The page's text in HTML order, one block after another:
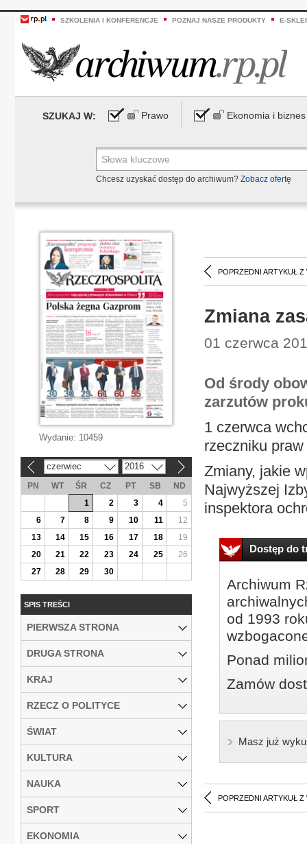
SZKOLENIA I KONFERENCJE POZNAJ NASZE PRODUKTY E-
SZUKAJ W: Prawo Ekonomia i biznes
Chcesz uzyskać dostęp do archiwum? Zobacz ofertę
POPRZEDNI ARTYKUŁ Z
Zmiana
01 czerwca
Od środy
zarzutów
1 czerwca
rzeczniku
Zmiany, jakie
Najwyższej
inspektora
Dostęp do
Archiwum
od 1993
Ponad
Zamów
Masz już
POPRZEDNI ARTYKUŁ Z
Wydanie: 10459
czerwiec 2016
PN WT ŚR CZ PT SB
ND
1
2 3 4
5
6
7 8 9 10 11
12
13
14 15 16 17 18
19
20
21 22 23 24 25
26
27
28 29 30
SPIS TREŚCI
PIERWSZA STRONA
DRUGA STRONA
KRAJ
RZECZ O POLITYCE
ŚWIAT
KULTURA
NAUKA
SPORT
EKONOMIA